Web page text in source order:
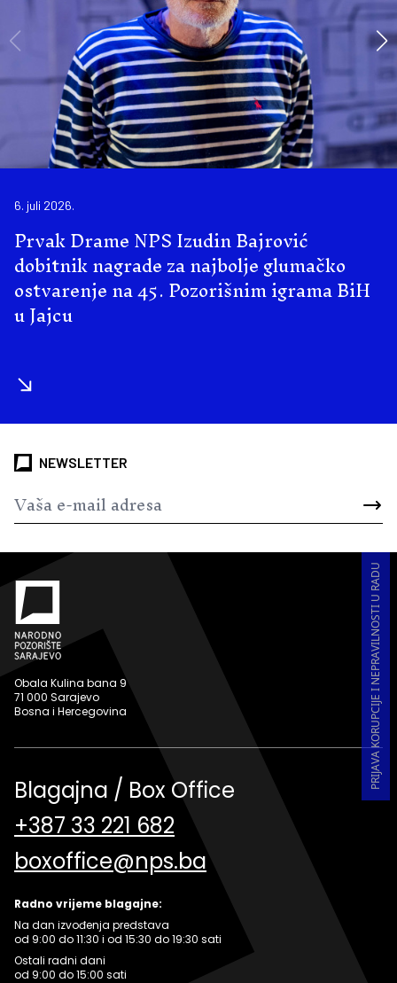
6. juli 2026.
Prvak Drame NPS Izudin Bajrović
dobitnik nagrade za najbolje glumačko
ostvarenje na 45. Pozorišnim igrama BiH
u Jajcu
NEWSLETTER
PRIJAVA KORUPCIJE I NEPRAVILNOSTI U RADU
Obala Kulina bana 9
71 000 Sarajevo
Bosna i Hercegovina
Blagajna / Box Office
+387 33 221 682
boxoffice@nps.ba
Radno vrijeme blagajne:
Na dan izvođenja predstava
od 9:00 do 11:30 i od 15:30 do 19:30 sati
Ostali radni dani
od 9:00 do 15:00 sati